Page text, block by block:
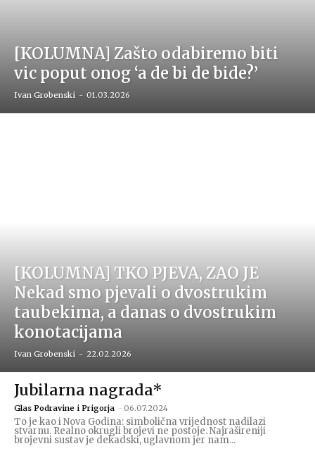
[KOLUMNA] Zašto odabiremo biti
vic poput onog ‘a de bi de bide?’
Ivan Grobenski - 01.03.2026
[KOLUMNA] TKO PJEVA, ZAO JE
Nekad smo pjevali o dvostrukim
taubekima, a danas o dvostrukim
konotacijama
Ivan Grobenski - 22.02.2026
Jubilarna nagrada*
Glas Podravine i Prigorja - 06.07.2024
To je kao i Nova Godina: simbolična vrijednost nadilazi
stvarnu. Realno okrugli brojevi ne postoje. Najrašireniji
brojevni sustav je dekadski, uglavnom jer nam...